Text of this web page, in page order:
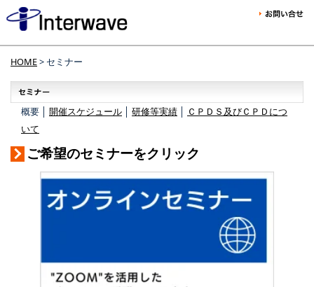
HOME> セミナー
概要 │ 開催スケジュール 研修等実績
ＣＰＤＳ及びＣＰＤにつ
いて
ご希望のセミナーをクリック